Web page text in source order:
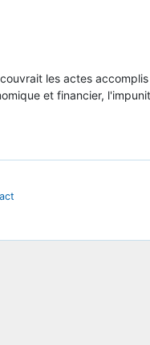
les actes
et financier,